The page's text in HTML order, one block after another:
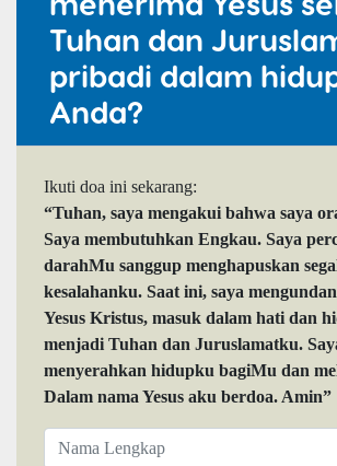
Tuhan dan
pribadi dalam
Anda?
Ikuti doa ini sekarang:
“Tuhan, saya mengakui bahwa saya
Saya membutuhkan Engkau. Saya
darahMu sanggup menghapuskan
kesalahanku. Saat ini, saya
Yesus Kristus, masuk dalam hati dan
menjadi Tuhan dan Juruslamatku.
menyerahkan hidupku bagiMu dan
Dalam nama Yesus aku berdoa. Amin”